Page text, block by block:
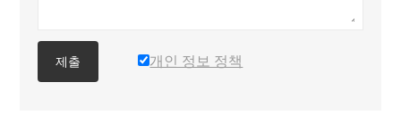
제출 개인 정보 정책